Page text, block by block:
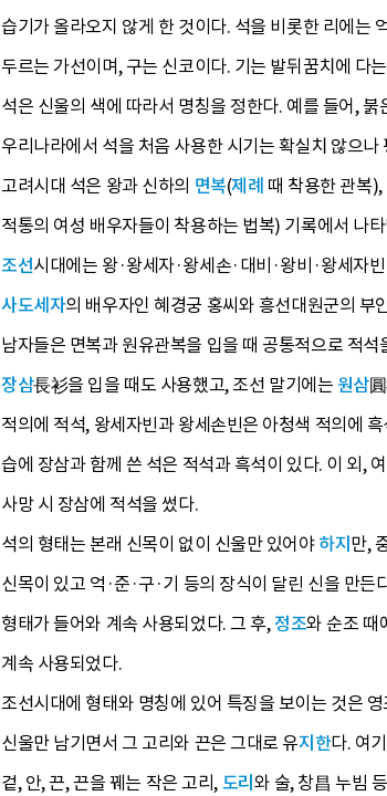
습기가 올라오지 않게 한 것이다. 석을 비롯한 리에는
두르는 가선이며, 구는 신코이다. 기는 발뒤꿈치에 다
석은 신울의 색에 따라서 명칭을 정한다. 예를 들어,
우리나라에서 석을 처음 사용한 시기는 확실치 않으
고려시대 석은 왕과 신하의 면복(제례 때 착용한 관복),
적통의 여성 배우자들이 착용하는 법복) 기록에서 나
조선시대에는 왕·왕세자·왕세손·대비·왕비·왕세자
사도세자의 배우자인 혜경궁 홍씨와 흥선대원군의 부
남자들은 면복과 원유관복을 입을 때 공통적으로 적
장삼長衫을 입을 때도 사용했고, 조선 말기에는 원삼
적의에 적석, 왕세자빈과 왕세손빈은 아청색 적의에
습에 장삼과 함께 쓴 석은 적석과 흑석이 있다. 이 외,
사망 시 장삼에 적석을 썼다.
석의 형태는 본래 신목이 없이 신울만 있어야하지만,
신목이 있고 억·준·구·기 등의 장식이 달린 신을 만
형태가 들어와 계속 사용되었다. 그 후,정조와 순조 때
계속 사용되었다.
조선시대에 형태와 명칭에 있어 특징을 보이는 것은
신울만 남기면서 그 고리와 끈은 그대로 유지한다. 여
겉, 안, 끈, 끈을 꿰는 작은 고리,도리와 술, 창昌 누빔